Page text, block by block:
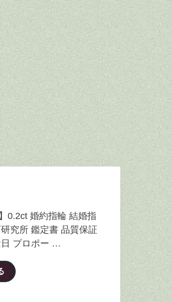
0.2ct 婚約指輪 結婚指
究所 鑑定書 品質保証
プロポー …